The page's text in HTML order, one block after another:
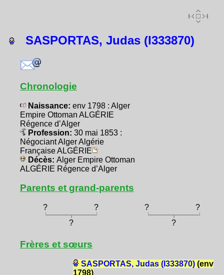
SASPORTAS, Judas (I333870)
Chronologie
Naissance: env 1798 : Alger
Empire Ottoman ALGÉRIE
Régence d’Alger
Profession: 30 mai 1853 :
Négociant Alger Algérie
Française ALGÉRIE
Décès: Alger Empire Ottoman
ALGÉRIE Régence d’Alger
Parents et grand-parents
? ? ?
?
?
?
Frères et sœurs
SASPORTAS, Judas (I333870)(env
1798)